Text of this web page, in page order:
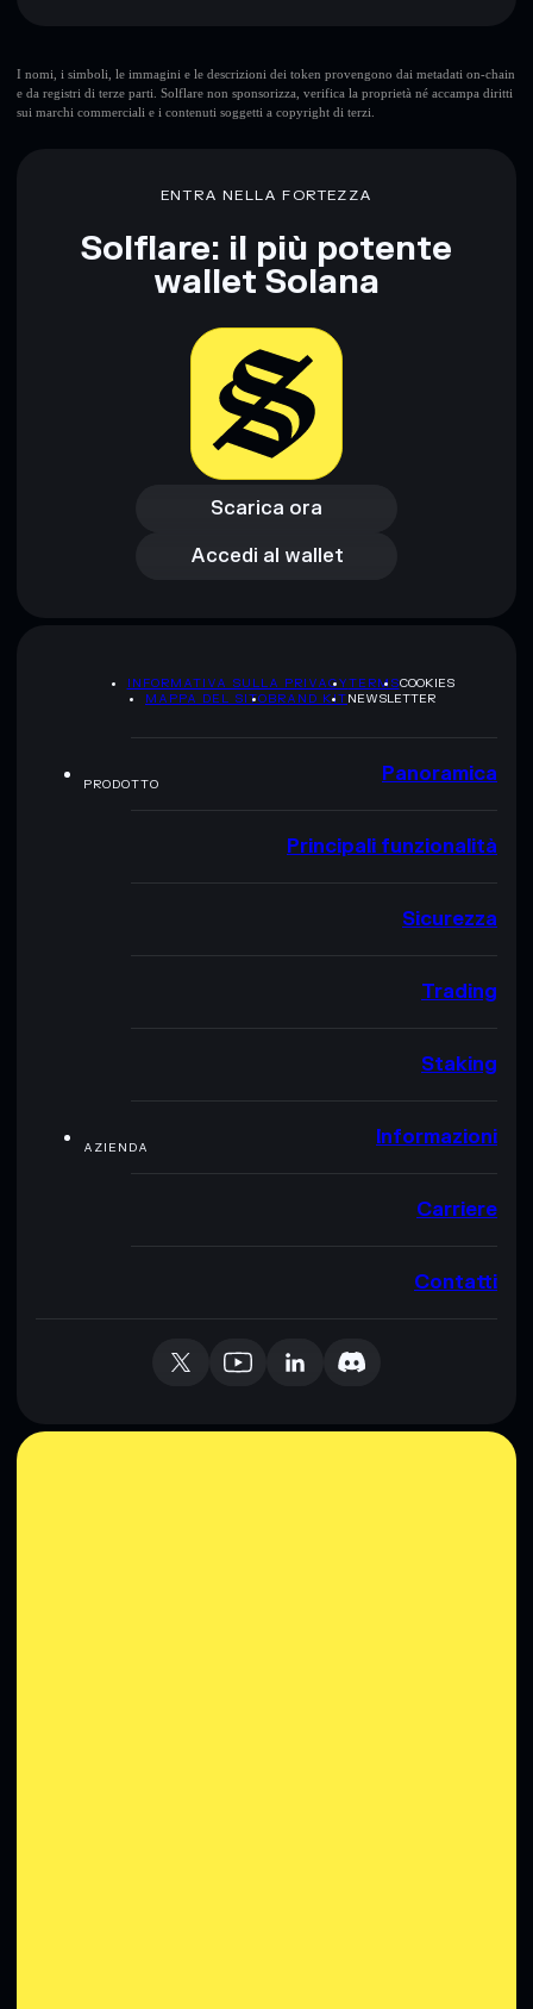
I nomi, i simboli, le immagini e le descrizioni dei token provengono dai metadati on-chain
e da registri di terze parti. Solflare non sponsorizza, verifica la proprietà né accampa diritti
sui marchi commerciali e i contenuti soggetti a copyright di terzi.
ENTRA NELLA FORTEZZA
Solflare: il più potente
wallet Solana
Scarica ora
Scarica ora
Accedi al wallet
Accedi al wallet
INFORMATIVA SULLA PRIVACYTERMSCOOKIES
MAPPA DEL SITOBRAND KITNEWSLETTER
PRODOTTO Panoramica
Principali funzionalità
Sicurezza
Trading
Staking
AZIENDA Informazioni
Carriere
Contatti